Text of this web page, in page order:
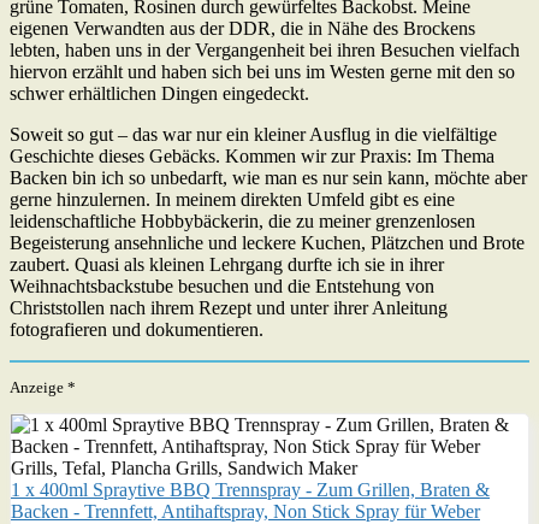
grüne Tomaten, Rosinen durch gewürfeltes Backobst. Meine
eigenen Verwandten aus der DDR, die in Nähe des Brockens
lebten, haben uns in der Vergangenheit bei ihren Besuchen vielfach
hiervon erzählt und haben sich bei uns im Westen gerne mit den so
schwer erhältlichen Dingen eingedeckt.
Soweit so gut – das war nur ein kleiner Ausflug in die vielfältige
Geschichte dieses Gebäcks. Kommen wir zur Praxis: Im Thema
Backen bin ich so unbedarft, wie man es nur sein kann, möchte aber
gerne hinzulernen. In meinem direkten Umfeld gibt es eine
leidenschaftliche Hobbybäckerin, die zu meiner grenzenlosen
Begeisterung ansehnliche und leckere Kuchen, Plätzchen und Brote
zaubert. Quasi als kleinen Lehrgang durfte ich sie in ihrer
Weihnachtsbackstube besuchen und die Entstehung von
Christstollen nach ihrem Rezept und unter ihrer Anleitung
fotografieren und dokumentieren.
Anzeige *
1 x 400ml Spraytive BBQ Trennspray - Zum Grillen, Braten &
Backen - Trennfett, Antihaftspray, Non Stick Spray für Weber